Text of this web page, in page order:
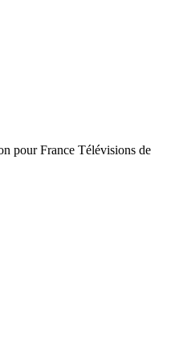
pour France Télévisions de